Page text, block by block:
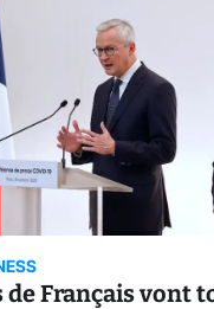
Français vont